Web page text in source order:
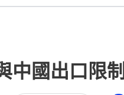
中國出口限制